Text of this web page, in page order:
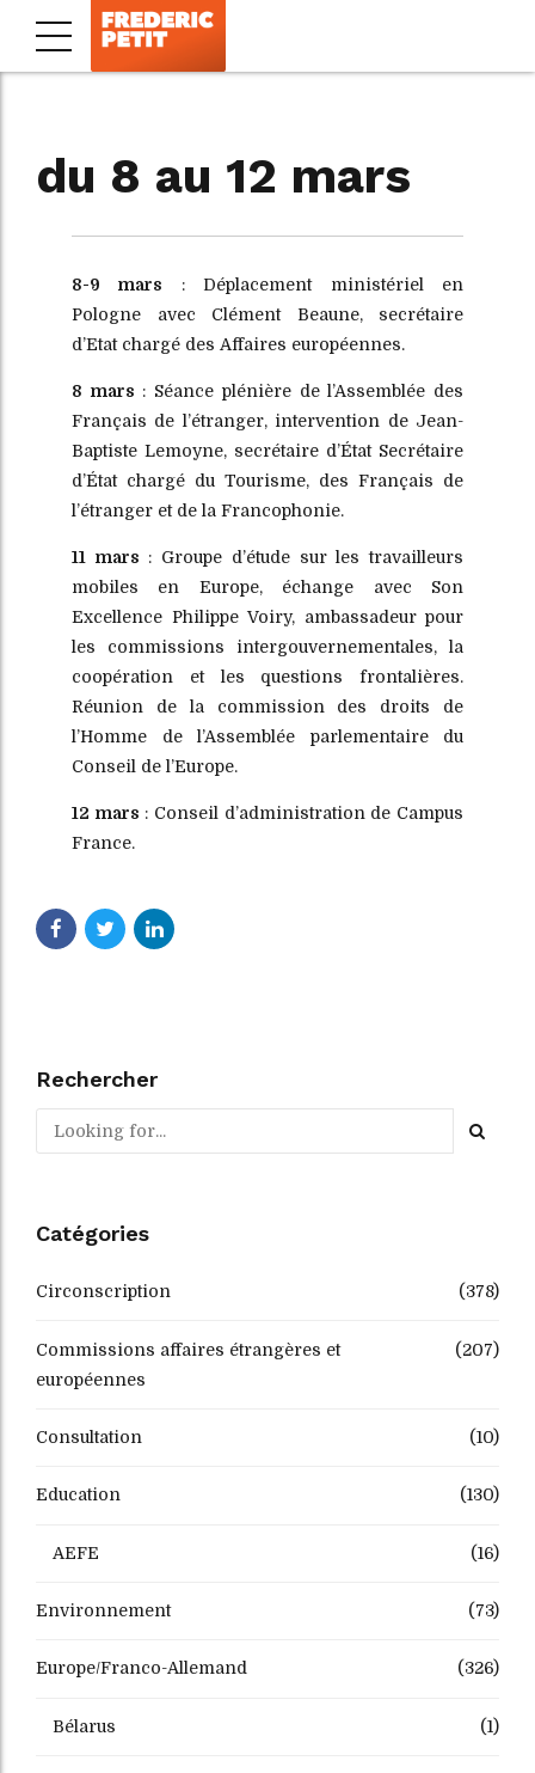
du 8 au 12 mars
8-9 mars : Déplacement ministériel en
Pologne avec Clément Beaune, secrétaire
d’Etat chargé des Affaires européennes.
8 mars : Séance plénière de l’Assemblée des
Français de l’étranger, intervention de Jean-
Baptiste Lemoyne, secrétaire d’État Secrétaire
d’État chargé du Tourisme, des Français de
l’étranger et de la Francophonie.
11 mars : Groupe d’étude sur les travailleurs
mobiles en Europe, échange avec Son
Excellence Philippe Voiry, ambassadeur pour
les commissions intergouvernementales, la
coopération et les questions frontalières.
Réunion de la commission des droits de
l’Homme de l’Assemblée parlementaire du
Conseil de l’Europe.
12 mars : Conseil d’administration de Campus
France.
Rechercher
Catégories
Circonscription (378)
Commissions affaires étrangères et
européennes
(207)
Consultation (10)
Education (130)
AEFE (16)
Environnement (73)
Europe/Franco-Allemand (326)
Bélarus (1)